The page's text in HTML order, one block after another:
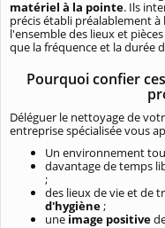
matériel à la pointe. Ils
précis établi préalablement
l'ensemble des lieux et
que la fréquence et la durée
Pourquoi confier
Déléguer le nettoyage de
entreprise spécialisée vous
Un environnement
davantage de temps
;
des lieux de vie et de
d'hygiène;
une image positive